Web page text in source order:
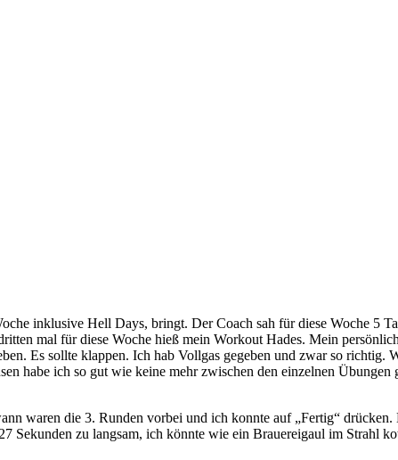
inklusive Hell Days, bringt. Der Coach sah für diese Woche 5
mal für diese Woche hieß mein Workout Hades. Mein
Es sollte klappen. Ich hab Vollgas gegeben und zwar so richtig.
habe ich so gut wie keine mehr zwischen den einzelnen
waren die 3. Runden vorbei und ich konnte auf „Fertig“ drücken.
zu langsam, ich könnte wie ein Brauereigaul im Strahl